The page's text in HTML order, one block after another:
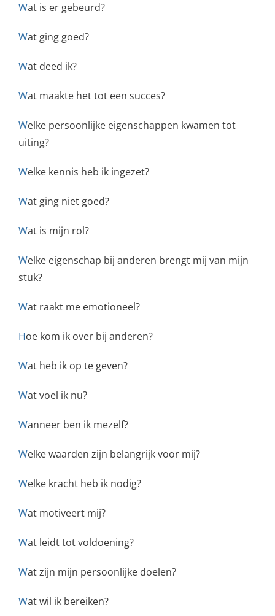
Wat is er gebeurd?
Wat ging goed?
Wat deed ik?
Wat maakte het tot een succes?
Welke persoonlijke eigenschappen kwamen tot
uiting?
Welke kennis heb ik ingezet?
Wat ging niet goed?
Wat is mijn rol?
Welke eigenschap bij anderen brengt mij van mijn
stuk?
Wat raakt me emotioneel?
Hoe kom ik over bij anderen?
Wat heb ik op te geven?
Wat voel ik nu?
Wanneer ben ik mezelf?
Welke waarden zijn belangrijk voor mij?
Welke kracht heb ik nodig?
Wat motiveert mij?
Wat leidt tot voldoening?
Wat zijn mijn persoonlijke doelen?
Wat wil ik bereiken?